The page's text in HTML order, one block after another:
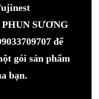
SƯƠNG
để
gói sản phẩm
bạn.